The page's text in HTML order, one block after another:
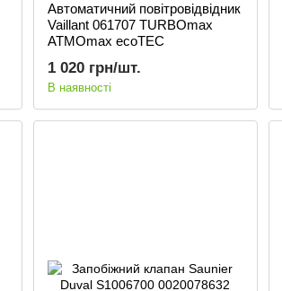
Автоматичний повітровідвідник
Vaillant 061707 TURBOmax
ATMOmax ecoTEC
1 020 грн/шт.
В наявності